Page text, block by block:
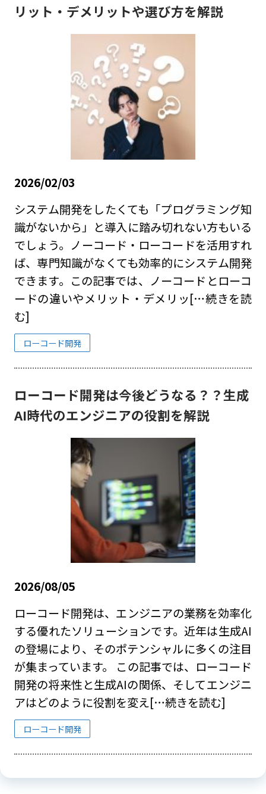
リット・デメリットや選び方を解説
2026/02/03
システム開発をしたくても「プログラミング知
識がないから」と導入に踏み切れない方もいる
でしょう。ノーコード・ローコードを活用すれ
ば、専門知識がなくても効率的にシステム開発
できます。この記事では、ノーコードとローコ
ードの違いやメリット・デメリッ[…続きを読
む]
ローコード開発
ローコード開発は今後どうなる？？生成
AI時代のエンジニアの役割を解説
2026/08/05
ローコード開発は、エンジニアの業務を効率化
する優れたソリューションです。近年は生成AI
の登場により、そのポテンシャルに多くの注目
が集まっています。 この記事では、ローコード
開発の将来性と生成AIの関係、そしてエンジニ
アはどのように役割を変え[…続きを読む]
ローコード開発